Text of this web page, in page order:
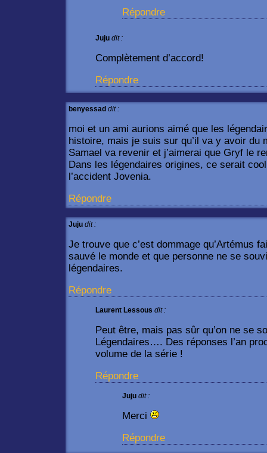
Répondre
Juju dit :
Complètement d’accord!
Répondre
benyessad dit :
moi et un ami aurions aimé que les
histoire, mais je suis sur qu’il va y avoir du
Samael va revenir et j’aimerai que Gryf le
Dans les légendaires origines, ce serait
l’accident Jovenia.
Répondre
Juju dit :
Je trouve que c’est dommage qu’Artémus
sauvé le monde et que personne ne se
légendaires.
Répondre
Laurent Lessous dit :
Peut être, mais pas sûr qu’on ne se
Légendaires…. Des réponses l’an
volume de la série !
Répondre
Juju dit :
Merci
Répondre